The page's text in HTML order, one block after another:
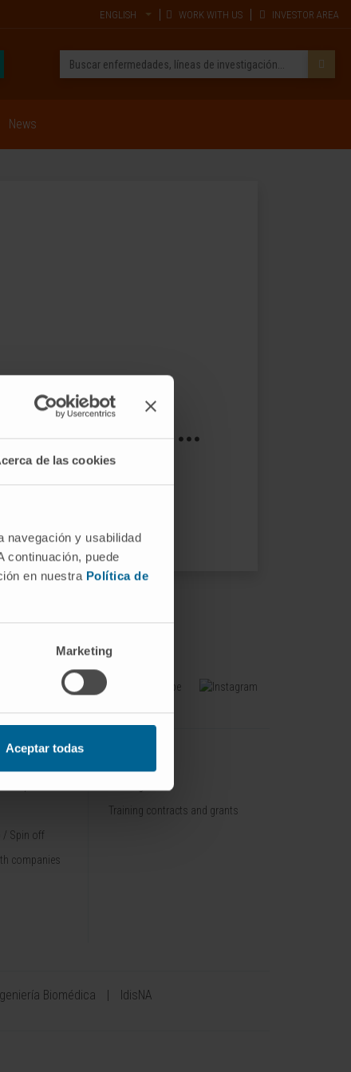
de las cookies
navegación y usabilidad
continuación, puede
en nuestra Política de
Marketing
Aceptar todas
ENGLISH WORK WITH US INVESTOR AREA
News
not exist ...
/ Spin off
companies
Training contracts and grants
Biomédica IdisNA